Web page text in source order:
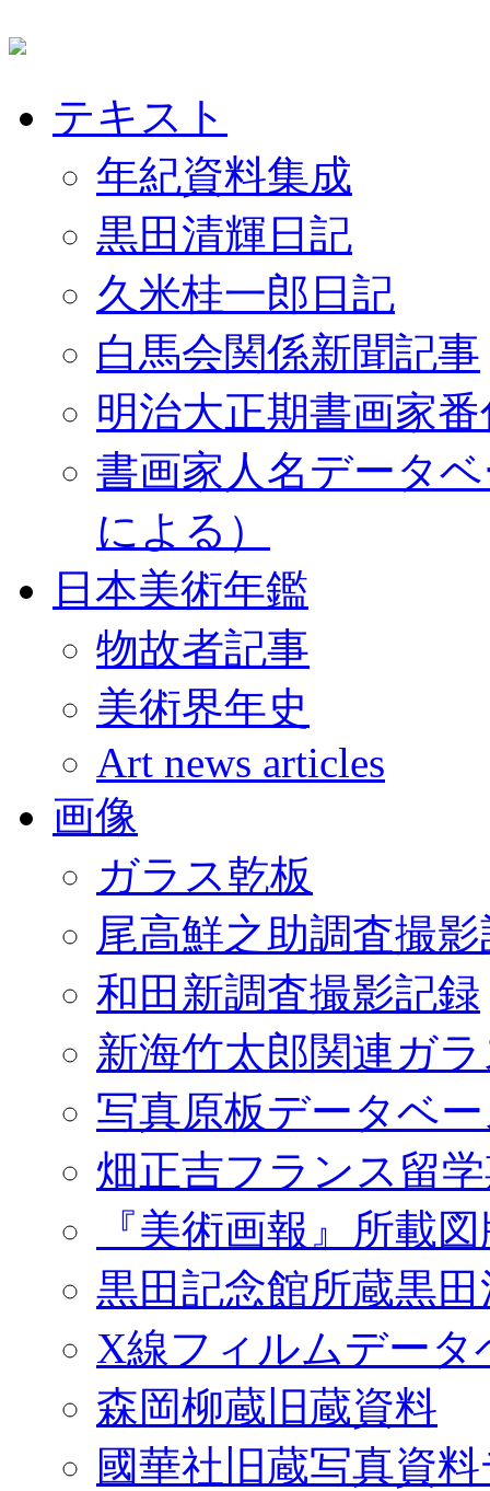
テキスト
年紀資料集成
黒田清輝日記
久米桂一郎日記
白馬会関係新聞記事
明治大正期書画家
書画家人名データ
による）
日本美術年鑑
物故者記事
美術界年史
Art news articles
画像
ガラス乾板
尾高鮮之助調査撮
和田新調査撮影記録
新海竹太郎関連ガ
写真原板データベ
畑正吉フランス留
『美術画報』所載
黒田記念館所蔵黒
X線フィルムデータ
森岡柳蔵旧蔵資料
國華社旧蔵写真資